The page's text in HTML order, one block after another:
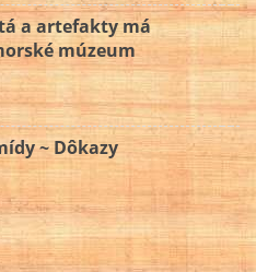
a artefakty má
múzeum
~ Dôkazy